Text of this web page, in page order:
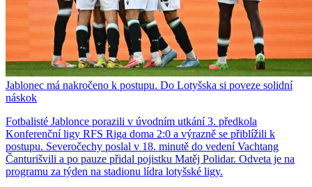
Jablonec má nakročeno k postupu. Do Lotyšska si poveze solidní
náskok
Fotbalisté Jablonce porazili v úvodním utkání 3. předkola
Konferenční ligy RFS Riga doma 2:0 a výrazně se přiblížili k
postupu. Severočechy poslal v 18. minutě do vedení Vachtang
Čanturišvili a po pauze přidal pojistku Matěj Polidar. Odveta je na
programu za týden na stadionu lídra lotyšské ligy.